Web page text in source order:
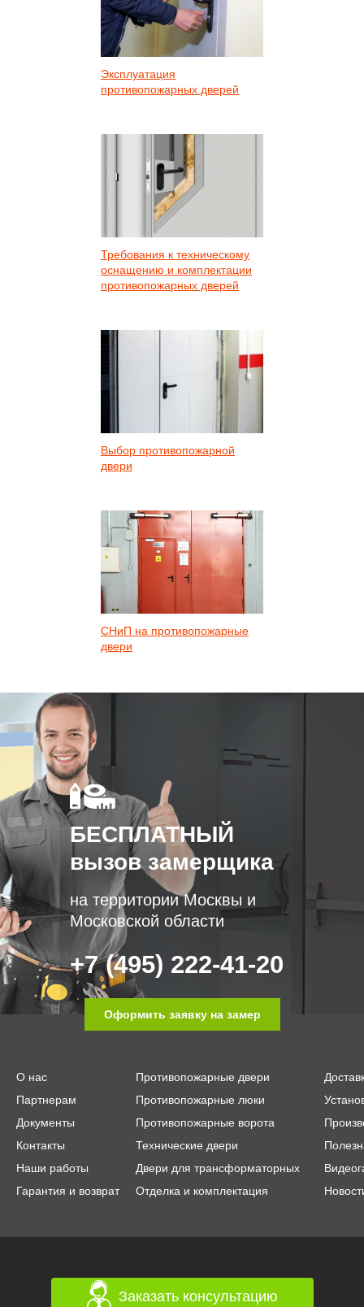
Эксплуатация
противопожарных дверей
Требования к техническому
оснащению и комплектации
противопожарных дверей
Выбор противопожарной
двери
СНиП на противопожарные
двери
БЕСПЛАТНЫЙ
вызов замерщика
на территории Москвы и
Московской области
+7 (495) 222-41-20
Оформить заявку на замер
О нас
Партнерам
Документы
Контакты
Наши работы
Гарантия и возврат
Противопожарные двери
Противопожарные люки
Противопожарные ворота
Технические двери
Двери для трансформаторных
Отделка и комплектация
Заказать консультацию